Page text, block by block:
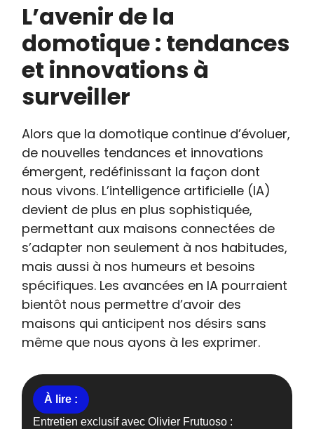
L’avenir de la
domotique : tendances
et innovations à
surveiller
Alors que la domotique continue d’évoluer,
de nouvelles tendances et innovations
émergent, redéfinissant la façon dont
nous vivons. L’intelligence artificielle (IA)
devient de plus en plus sophistiquée,
permettant aux maisons connectées de
s’adapter non seulement à nos habitudes,
mais aussi à nos humeurs et besoins
spécifiques. Les avancées en IA pourraient
bientôt nous permettre d’avoir des
maisons qui anticipent nos désirs sans
même que nous ayons à les exprimer.
Entretien exclusif avec Olivier Frutuoso :